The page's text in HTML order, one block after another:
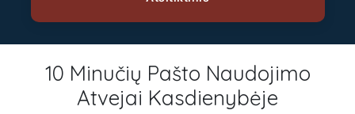
10 Minučių Pašto Naudojimo
Atvejai Kasdienybėje